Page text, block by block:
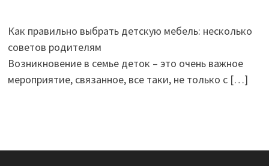
Как правильно выбрать детскую мебель: несколько
советов родителям
Возникновение в семье деток – это очень важное
мероприятие, связанное, все таки, не только с […]